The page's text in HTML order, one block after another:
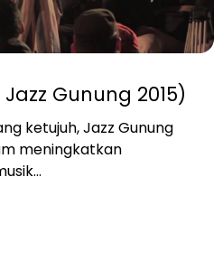
Gunung 2015)
ketujuh, Jazz Gunung
meningkatkan